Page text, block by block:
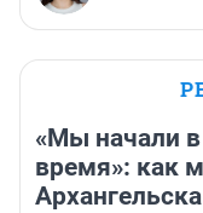
«Мы начали
время»: как